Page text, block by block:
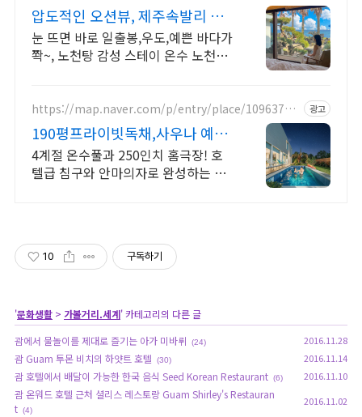
압도적인 오션뷰, 제주속발리 제
주 속 발리, 오션뷰끝판왕
눈 뜨면 바로 일출봉,우도,예쁜 바다가
쫙~, 노천탕 감성 스테이 온수 노천탕
https://map.naver.com/p/entry/place/10963781
광고
190평프라이빗독채,사우나 예쁜
4계절 온수수영장 힐링
4계절 온수풀과 250인치 홈극장! 호
텔급 침구와 안마의자로 완성하는 프
10 구독하기
'문화생활 > 가볼거리.세계' 카테고리의 다른 글
괌에서 물놀이를 제대로 즐기는 아가 미바뤼
(24) 2016.11.28
괌 Guam 투몬 비치의 하얏트 호텔 (30) 2016.11.14
괌 호텔에서 배달이 가능한 한국 음식 Seed Korean Restaurant (6) 2016.11.10
괌 온워드 호텔 근처 셜리스 레스토랑 Guam Shirley's Restauran
t (4)
2016.11.02